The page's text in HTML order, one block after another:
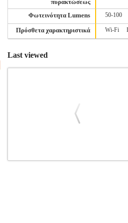
πυρακτώσεως
Φωτεινότητα Lumens
50-100
Πρόσθετα χαρακτηριστικά Wi-Fi
Last viewed